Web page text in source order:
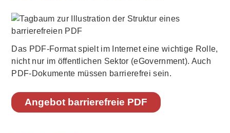
Das PDF-Format spielt im Internet eine wichtige Rolle,
nicht nur im öffentlichen Sektor (eGovernment). Auch
PDF-Dokumente müssen barrierefrei sein.
Angebot barrierefreie PDF